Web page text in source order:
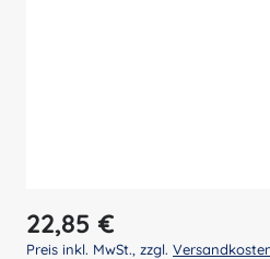
Regulärer Preis:
22,85 €
Preis inkl. MwSt., zzgl.